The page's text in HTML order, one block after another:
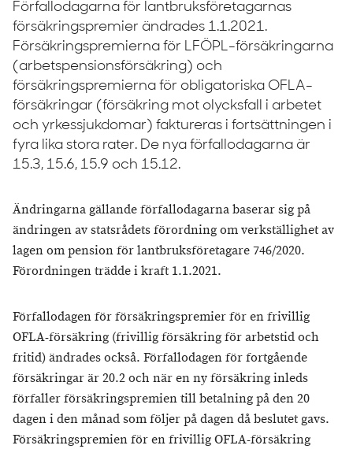
Förfallodagarna för lantbruksföretagarnas
försäkringspremier ändrades 1.1.2021.
Försäkringspremierna för LFÖPL-försäkringarna
(arbetspensionsförsäkring) och
försäkringspremierna för obligatoriska OFLA-
försäkringar (försäkring mot olycksfall i arbetet
och yrkessjukdomar) faktureras i fortsättningen i
fyra lika stora rater. De nya förfallodagarna är
15.3, 15.6, 15.9 och 15.12.
Ändringarna gällande förfallodagarna baserar sig på
ändringen av statsrådets förordning om verkställighet av
lagen om pension för lantbruksföretagare 746/2020.
Förordningen trädde i kraft 1.1.2021.
Förfallodagen för försäkringspremier för en frivillig
OFLA-försäkring (frivillig försäkring för arbetstid och
fritid) ändrades också. Förfallodagen för fortgående
försäkringar är 20.2 och när en ny försäkring inleds
förfaller försäkringspremien till betalning på den 20
dagen i den månad som följer på dagen då beslutet gavs.
Försäkringspremien för en frivillig OFLA-försäkring